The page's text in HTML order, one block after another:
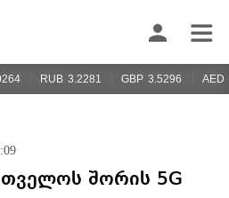
RUB 3.2281 GBP 3.5296 AED
შორის 5G